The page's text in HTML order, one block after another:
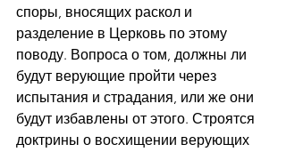
споры, вносящих раскол и
разделение в Церковь по этому
поводу. Вопроса о том, должны ли
будут верующие пройти через
испытания и страдания, или же они
будут избавлены от этого. Строятся
доктрины о восхищении верующих